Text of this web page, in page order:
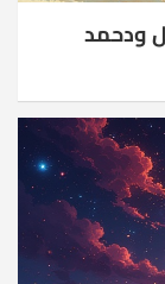
ودحمد